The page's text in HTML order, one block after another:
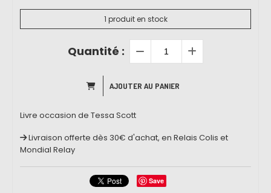
1 produit en stock
Quantité :
AJOUTER AU PANIER
Livre occasion de Tessa Scott
Livraison offerte dès 30€ d'achat, en Relais Colis et
Mondial Relay
Save